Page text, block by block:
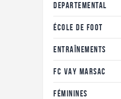
DEPARTEMENTAL
ÉCOLE DE FOOT
ENTRAÎNEMENTS
FC VAY MARSAC
FÉMININES